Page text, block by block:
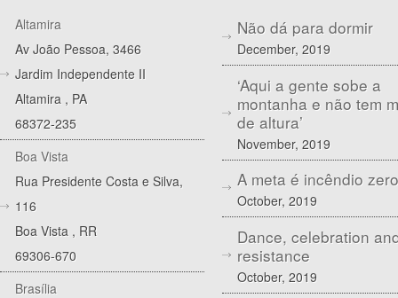
Altamira
Av João Pessoa, 3466
Jardim Independente II
Altamira , PA
68372-235
Boa Vista
Rua Presidente Costa e Silva,
116
Boa Vista , RR
69306-670
Brasília
Não dá para dormir
December, 2019
‘Aqui a gente sobe a
montanha e não tem
de altura’
November, 2019
A meta é incêndio zero
October, 2019
Dance, celebration
resistance
October, 2019